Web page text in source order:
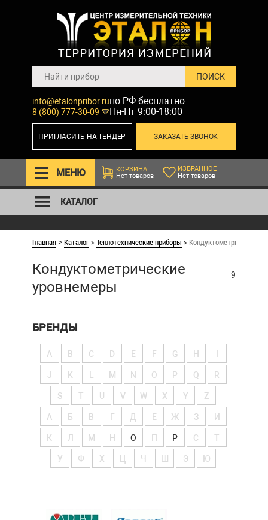
info@etalonpribor.ru
8 (800) 777-30-09
по РФ бесплатно
Пн-Пт 9:00-18:00
ЗАКАЗАТЬ ЗВОНОК
ПРИГЛАСИТЬ НА ТЕНДЕР
МЕНЮ
КОРЗИНА
Нет товаров
ИЗБРАННОЕ
Нет товаров
КАТАЛОГ
Главная >Каталог>Теплотехнические приборы > Кондуктометрические
Кондуктометрические
уровнемеры
9
БРЕНДЫ
A B C D E F G H
J K M N O P Q R
S T V W X Y Z
А Б В Г Д Е Ж З И
К Л М Н О П Р С Т
У Ф Х Ч Э Ю